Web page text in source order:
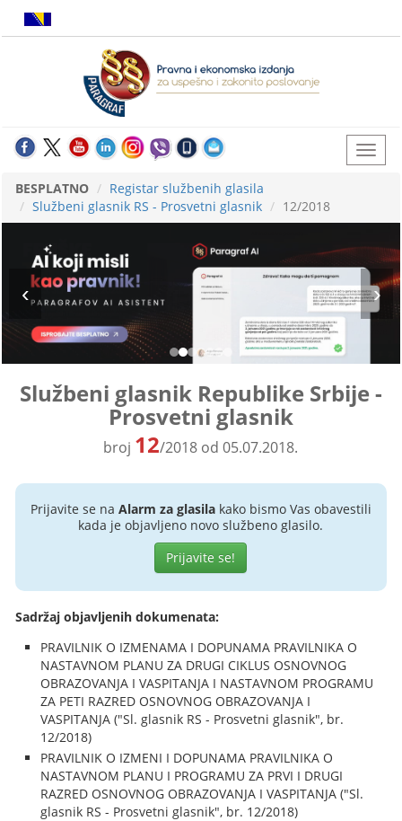
BESPLATNO
Registar službenih glasila
Službeni glasnik RS - Prosvetni glasnik
12/2018
Službeni glasnik Republike Srbije -
Prosvetni glasnik
broj 12/2018 od 05.07.2018.
Prijavite se na Alarm za glasilakako bismo Vas obavestili
kada je objavljeno novo službeno glasilo.
Prijavite se!
Sadržaj objavljenih dokumenata:
PRAVILNIK O IZMENAMA I DOPUNAMA PRAVILNIKA O
NASTAVNOM PLANU ZA DRUGI CIKLUS OSNOVNOG
OBRAZOVANJA I VASPITANJA I NASTAVNOM PROGRAMU
ZA PETI RAZRED OSNOVNOG OBRAZOVANJA I
VASPITANJA ("Sl. glasnik RS - Prosvetni glasnik", br.
12/2018)
PRAVILNIK O IZMENI I DOPUNAMA PRAVILNIKA O
NASTAVNOM PLANU I PROGRAMU ZA PRVI I DRUGI
RAZRED OSNOVNOG OBRAZOVANJA I VASPITANJA ("Sl.
glasnik RS - Prosvetni glasnik", br. 12/2018)